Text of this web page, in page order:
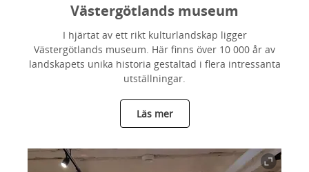
Västergötlands museum
I hjärtat av ett rikt kulturlandskap ligger
Västergötlands museum. Här finns över 10 000 år av
landskapets unika historia gestaltad i flera intressanta
utställningar.
Läs mer